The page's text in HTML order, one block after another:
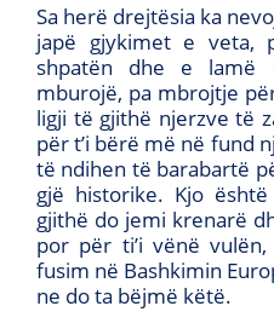
Sa herë drejtësia ka
japë gjykimet e veta,
shpatën dhe e lamë
mburojë, pa mbrojtje
ligji të gjithë njerzve të
për t’i bërë më në fund
të ndihen të barabartë
gjë historike. Kjo
gjithë do jemi krenarë
por për ti’i vënë
fusim në Bashkimin
ne do ta bëjmë këtë.